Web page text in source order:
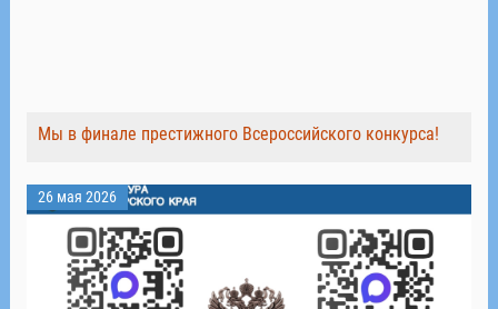
Мы в финале престижного Всероссийского конкурса!
26 мая 2026